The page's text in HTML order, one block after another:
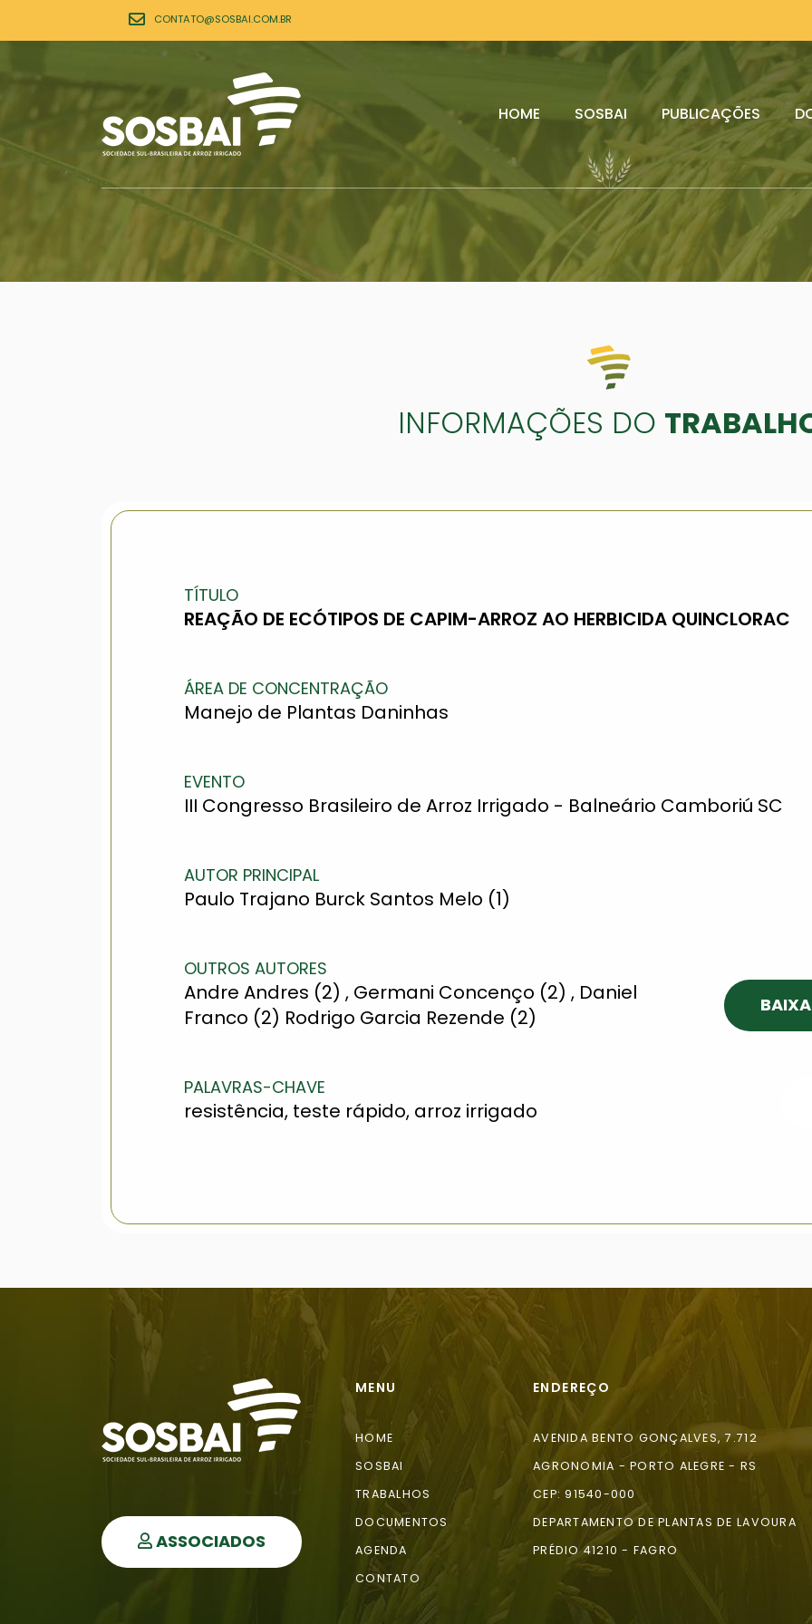
CONTATO@SOSBAI.COM.BR
HOME SOSBAI PUBLICAÇÕES
INFORMAÇÕES DO
TÍTULO
REAÇÃO DE ECÓTIPOS DE CAPIM-ARROZ AO HERBICIDA QUINCLORAC
ÁREA DE CONCENTRAÇÃO
Manejo de Plantas Daninhas
EVENTO
III Congresso Brasileiro de Arroz Irrigado - Balneário Camboriú SC
AUTOR PRINCIPAL
Paulo Trajano Burck Santos Melo (1)
OUTROS AUTORES
Andre Andres (2) , Germani Concenço (2) , Daniel
Franco (2) Rodrigo Garcia Rezende (2)
PALAVRAS-CHAVE
resistência, teste rápido, arroz irrigado
ASSOCIADOS
MENU
HOME
SOSBAI
TRABALHOS
DOCUMENTOS
AGENDA
CONTATO
ENDEREÇO
AVENIDA BENTO GONÇALVES, 7.712
AGRONOMIA - PORTO ALEGRE - RS
CEP: 91540-000
DEPARTAMENTO DE PLANTAS DE LAVOURA
PRÉDIO 41210 - FAGRO